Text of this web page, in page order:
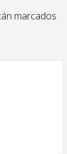
marcados